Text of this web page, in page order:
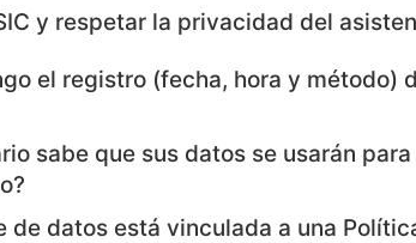
y respetar la privacidad del
el registro (fecha, hora y método)
sabe que sus datos se usarán
de datos está vinculada a una